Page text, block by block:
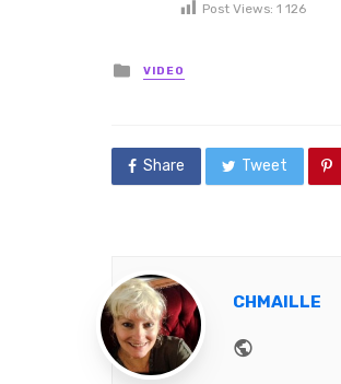
Post Views: 1 126
Posted in
VIDEO
Share Tweet
CHMAILLE